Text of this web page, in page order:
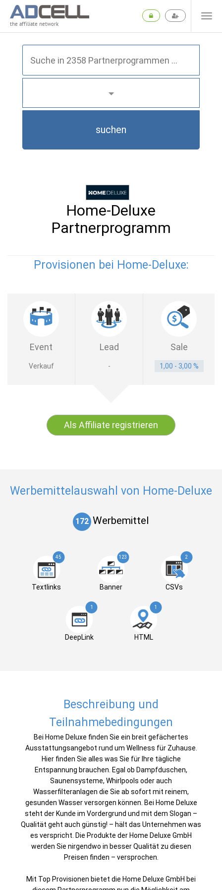
the affiliate network
suchen
Home-Deluxe
Partnerprogramm
Provisionen bei Home-Deluxe:
Event Lead Sale
Verkauf - 1,00 - 3,00 %
Als Affiliate registrieren
Werbemittelauswahl von Home-Deluxe
172 Werbemittel
45
Textlinks
123
Banner
2
CSVs
1
DeepLink
1
HTML
Beschreibung und
Teilnahmebedingungen
Bei Home Deluxe finden Sie ein breit gefächertes
Ausstattungsangebot rund um Wellness für Zuhause.
Hier finden Sie alles was Sie für Ihre tägliche
Entspannung brauchen. Egal ob Dampfduschen,
Saunensysteme, Whirlpools oder auch
Wasserfilteranlagen die Sie ab sofort mit reinem,
gesunden Wasser versorgen können. Bei Home Deluxe
steht der Kunde im Vordergrund und mit dem Slogan –
Qualität geht auch günstig! – hält das Unternehmen was
es verspricht. Die Produkte der Home Deluxe GmbH
werden Sie nirgendwo in besser Qualität zu diesen
Preisen finden – versprochen.
Mit Top Provisionen bietet die Home Deluxe GmbH bei